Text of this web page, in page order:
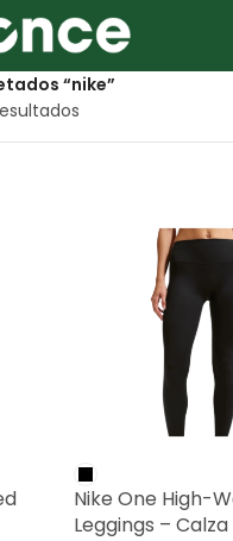
“nike”
Nike One High-
Leggings –